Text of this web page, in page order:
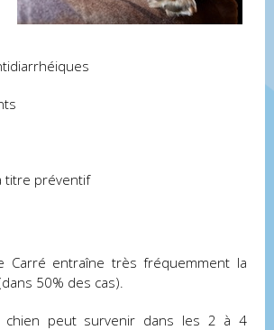
titre préventif
Carré entraîne très fréquemment la
50% des cas).
chien peut survenir dans les 2 à 4